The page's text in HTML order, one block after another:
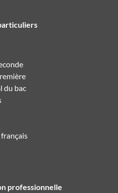
du bac
professionnelle